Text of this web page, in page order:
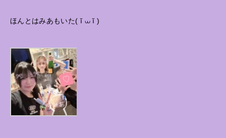
ほんとはみあもいた( ĭ ⩊ ĭ )